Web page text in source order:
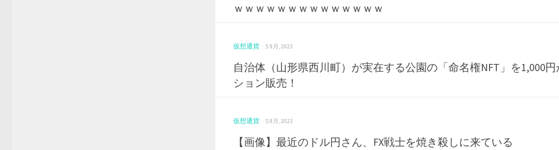
ｗｗｗｗｗｗｗｗｗｗｗｗｗｗ
仮想通貨 · 5 9月, 2023
自治体（山形県西川町）が実在する公園の「命名権NFT」を1,000円
ション販売！
仮想通貨 · 5 9月, 2023
【画像】最近のドル円さん、FX戦士を焼き殺しに来ている